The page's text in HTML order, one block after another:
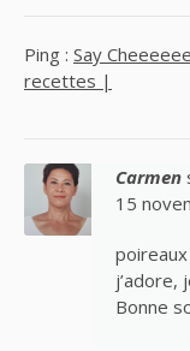
Ping : Say
recettes |
Carmen
15
j’adore,
Bonne